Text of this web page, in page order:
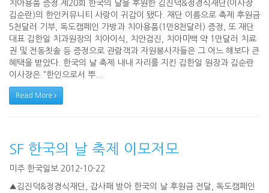
치아용품 증정 제20회 한국의 날을 후원한 김진덕&정경식재단(이사장
김순란)의 한인커뮤니티 사랑이 귀감이 됐다. 재단 이름으로 축제 후원금
5천달러 기부, 독도캠페인 가방과 치아용품(1만8천달러) 증정, 또 재단
대표 김한일 치과원장의 치아이식, 치안검진, 치아미백 약 1만달러 치료
권 및 전동칫솔 등 증정으로 관람객과 자원봉사자들은 그 어느 해보다 큰
혜택을 받았다. 한국의 날 축제 내내 자리를 지킨 김한일 원장과 김순란
이사장은 "한인으로서 뿌...
Read More
SF 한국의 날 축제 이모저모
미주 한국일보 2012-10-22
▲김진덕&정경식재단, 감사패 받아 한국의 날 후원금 전달, 독도캠페인